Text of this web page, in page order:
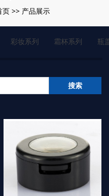
页 >> 产品展示
彩妆系列 霜杯系列 瓶
搜索